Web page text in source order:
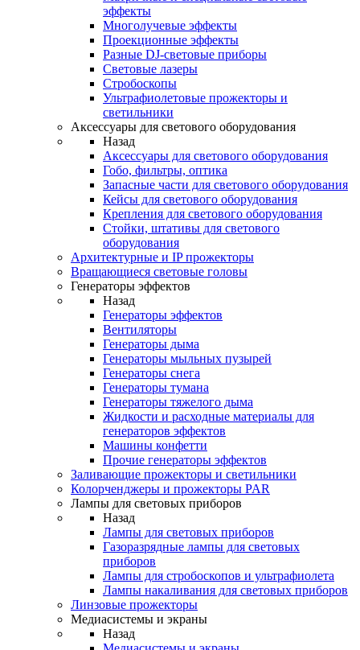
эффекты
Многолучевые эффекты
Проекционные эффекты
Разные DJ-световые приборы
Световые лазеры
Стробоскопы
Ультрафиолетовые прожекторы и
светильники
Аксессуары для светового оборудования
Назад
Аксессуары для светового оборудования
Гобо, фильтры, оптика
Запасные части для светового оборудования
Кейсы для светового оборудования
Крепления для светового оборудования
Стойки, штативы для светового
оборудования
Архитектурные и IP прожекторы
Вращающиеся световые головы
Генераторы эффектов
Назад
Генераторы эффектов
Вентиляторы
Генераторы дыма
Генераторы мыльных пузырей
Генераторы снега
Генераторы тумана
Генераторы тяжелого дыма
Жидкости и расходные материалы для
генераторов эффектов
Машины конфетти
Прочие генераторы эффектов
Заливающие прожекторы и светильники
Колорченджеры и прожекторы PAR
Лампы для световых приборов
Назад
Лампы для световых приборов
Газоразрядные лампы для световых
приборов
Лампы для стробоскопов и ультрафиолета
Лампы накаливания для световых приборов
Линзовые прожекторы
Медиасистемы и экраны
Назад